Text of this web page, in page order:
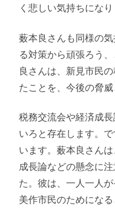
く悲しい気持ちになり
薮本良さんも同様の
る対策から頑張ろう
良さんは、新見市民
たことを、今後の脅威
税務交流会や経済成
いろと存在します。
います。薮本良さん
成長論などの懸念に
た。彼は、一人一人
美作市民のためになる